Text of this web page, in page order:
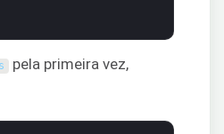
pela primeira vez,